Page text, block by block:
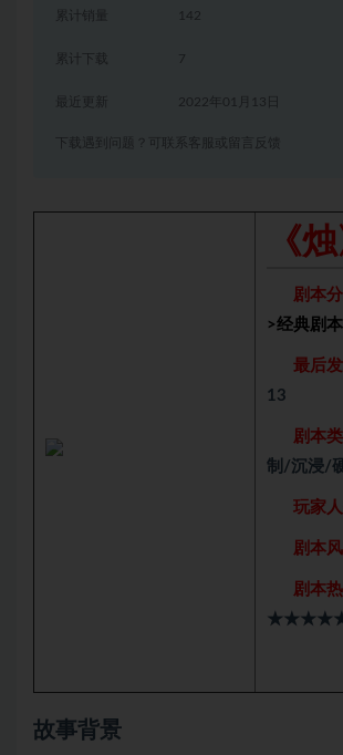
累计销量 142
累计下载 7
2022年01月13日
下载遇到问题？可联系客服或留言反馈
《烛
剧本分
>经典剧本
最后发
13
剧本类
制/沉浸/
玩家人
剧本风
剧本热
故事背景